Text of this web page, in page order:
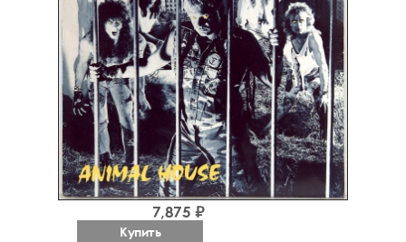
7,875 ₽
Купить